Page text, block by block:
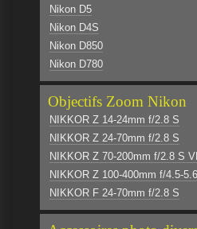
Nikon D5
Nikon D4S
Nikon D850
Nikon D780
Objectifs Zoom Nikon
NIKKOR Z 14-24mm f/2.8 S
NIKKOR Z 24-70mm f/2.8 S
NIKKOR Z 70-200mm f/2.8 S
NIKKOR Z 100-400mm f/4.5-
NIKKOR F 24-70mm f/2.8 S